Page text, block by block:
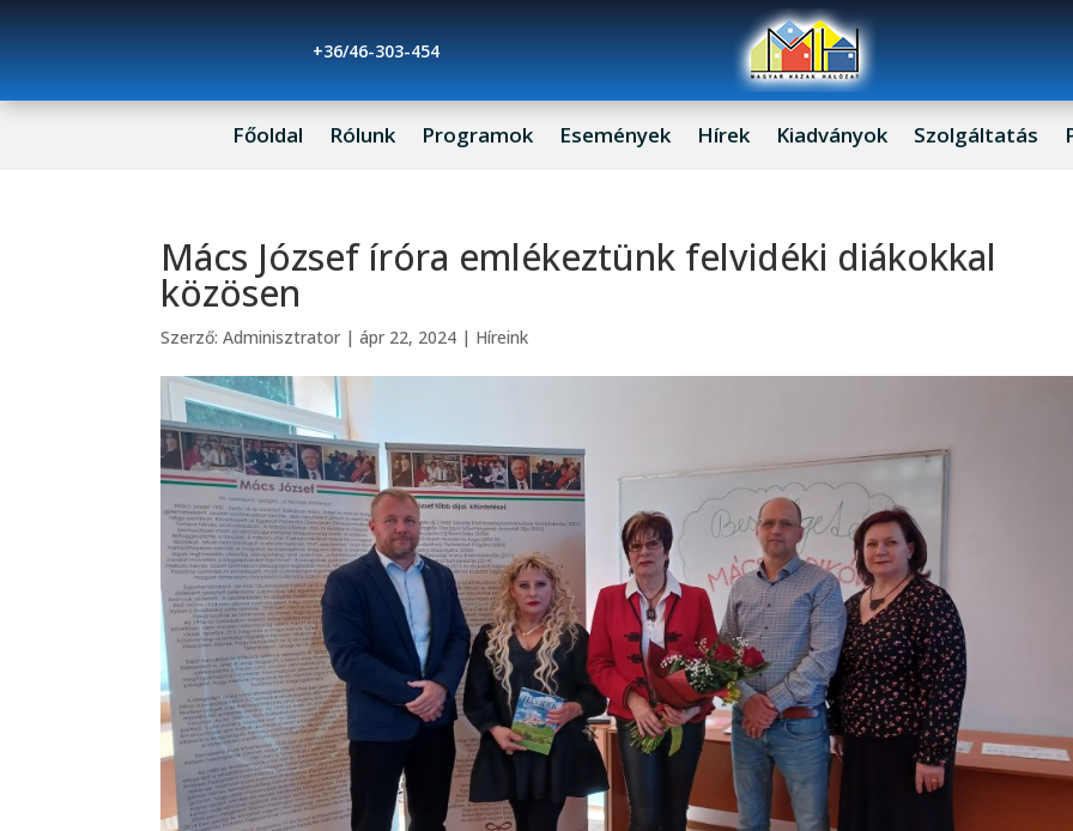
+36/46-303-454
Főoldal Rólunk Programok Események Hírek Kiadványok Szolgáltatás
Mács József íróra emlékeztünk felvidéki diákokkal
közösen
Szerző:Adminisztrator |ápr 22, 2024 | Híreink